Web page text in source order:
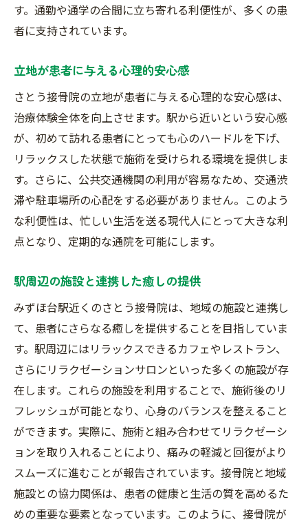
す。通勤や通学の合間に立ち寄れる利便性が、多くの患
者に支持されています。
立地が患者に与える心理的安心感
さとう接骨院の立地が患者に与える心理的な安心感は、
治療体験全体を向上させます。駅から近いという安心感
が、初めて訪れる患者にとっても心のハードルを下げ、
リラックスした状態で施術を受けられる環境を提供しま
す。さらに、公共交通機関の利用が容易なため、交通渋
滞や駐車場所の心配をする必要がありません。このよう
な利便性は、忙しい生活を送る現代人にとって大きな利
点となり、定期的な通院を可能にします。
駅周辺の施設と連携した癒しの提供
みずほ台駅近くのさとう接骨院は、地域の施設と連携し
て、患者にさらなる癒しを提供することを目指していま
す。駅周辺にはリラックスできるカフェやレストラン、
さらにリラクゼーションサロンといった多くの施設が存
在します。これらの施設を利用することで、施術後のリ
フレッシュが可能となり、心身のバランスを整えること
ができます。実際に、施術と組み合わせてリラクゼーシ
ョンを取り入れることにより、痛みの軽減と回復がより
スムーズに進むことが報告されています。接骨院と地域
施設との協力関係は、患者の健康と生活の質を高めるた
めの重要な要素となっています。このように、接骨院が